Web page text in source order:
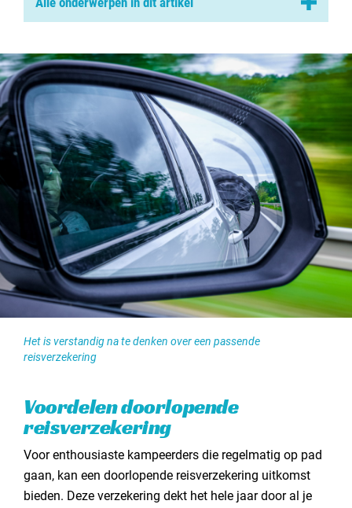
Over Campingzoeker
Meld mijn camping aan
Samenwerken / adverteren
Contact opnemen
Bescherm je vakantie
Tips voor een zorgeloze vakantie
Veilig en verantwoord naar het buitenland
Toplocaties voor kamperen in Nederland
Duurzaam kamperen
Klaar voor je kampeeravontuur
Het is verstandig na te denken over een passende
reisverzekering
Voordelen doorlopende
reisverzekering
Voor enthousiaste kampeerders die regelmatig op pad
gaan, kan een doorlopende reisverzekering uitkomst
bieden. Deze verzekering dekt het hele jaar door al je